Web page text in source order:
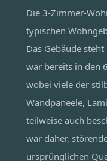
Die 3-Zimmer-
typischen
Das Gebäude
war bereits in den
wobei viele der
Wandpaneele,
teilweise auch
war daher,
ursprünglichen